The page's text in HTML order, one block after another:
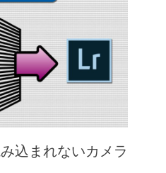
込まれないカメラ